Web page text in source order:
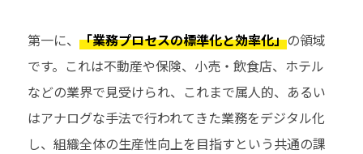
第一に、 「業務プロセスの標準化と効率化」の領域
です。これは不動産や保険、小売・飲食店、ホテル
などの業界で見受けられ、これまで属人的、あるい
はアナログな手法で行われてきた業務をデジタル化
し、組織全体の生産性向上を目指すという共通の課